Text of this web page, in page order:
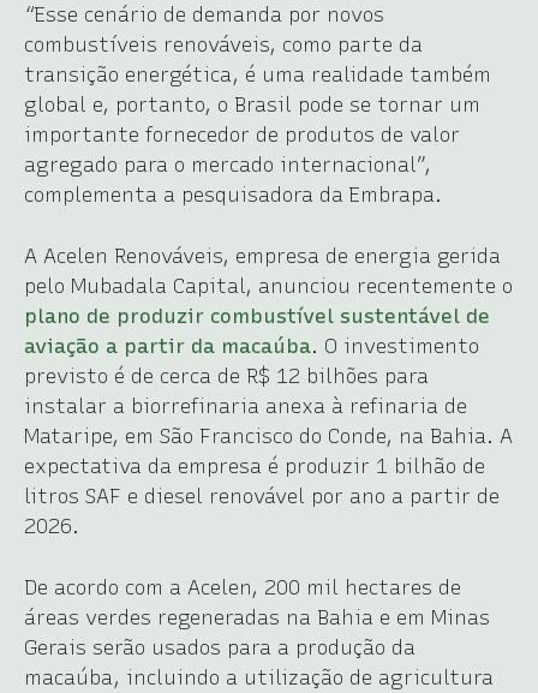
“Esse cenário de demanda por novos
combustíveis renováveis, como parte da
transição energética, é uma realidade também
global e, portanto, o Brasil pode se tornar um
importante fornecedor de produtos de valor
agregado para o mercado internacional”,
complementa a pesquisadora da Embrapa.
A Acelen Renováveis, empresa de energia gerida
pelo Mubadala Capital, anunciou recentemente o
plano de produzir combustível sustentável de
aviação a partir da macaúba. O investimento
previsto é de cerca de R$ 12 bilhões para
instalar a biorrefinaria anexa à refinaria de
Mataripe, em São Francisco do Conde, na Bahia. A
expectativa da empresa é produzir 1 bilhão de
litros SAF e diesel renovável por ano a partir de
2026.
De acordo com a Acelen, 200 mil hectares de
áreas verdes regeneradas na Bahia e em Minas
Gerais serão usados para a produção da
macaúba, incluindo a utilização de agricultura